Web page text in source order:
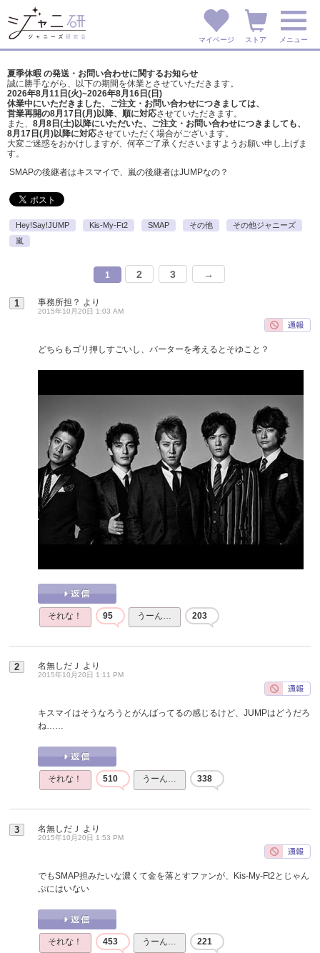
マイページ ストア メニュー
夏季休暇 の発送・お問い合わせに関するお知らせ
誠に勝手ながら、以下の期間を休業とさせていただきます。
2026年8月11日(火)~2026年8月16日(日)
休業中にいただきました、ご注文・お問い合わせにつきましては、
営業再開の8月17日(月)以降、順に対応させていただきます。
また、 8月8日(土)以降にいただいた、ご注文・ お問い合わせにつきましても、
8月17日(月)以降に対応させていただく場合がございます。
大変ご迷惑をおかけしますが、 何卒ご了承くださいますようお願い申し上げま
す。
SMAPの後継者はキスマイで、嵐の後継者はJUMPなの？
Hey!Say!JUMP Kis-My-Ft2 SMAP その他
その他ジャニーズ
嵐
1 2 3 →
1 事務所担？ より
2015年10月20日 1:03 AM
どちらもゴリ押しすごいし、バーターを考えるとそゆこと？
それな！ 95 うーん… 203
2 名無しだＪ より
2015年10月20日 1:11 PM
キスマイはそうなろうとがんばってるの感じるけど、JUMPはどうだろ
ね……
それな！ 510 うーん… 338
3 名無しだＪ より
2015年10月20日 1:53 PM
でもSMAP担みたいな濃くて金を落とすファンが、Kis-My-Ft2とじゃん
ぷにはいない
それな！ 453 うーん… 221